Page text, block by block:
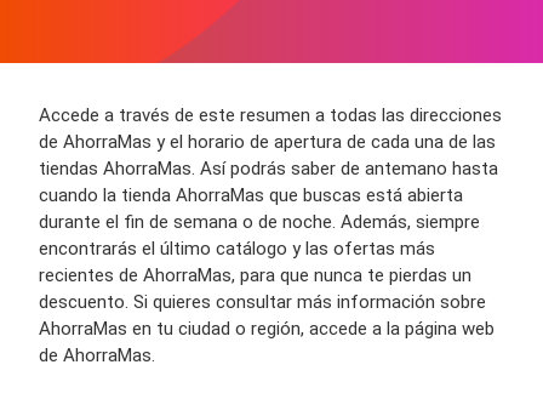
Accede a través de este resumen a todas las direcciones
de AhorraMas y el horario de apertura de cada una de las
tiendas AhorraMas. Así podrás saber de antemano hasta
cuando la tienda AhorraMas que buscas está abierta
durante el fin de semana o de noche. Además, siempre
encontrarás el último catálogo y las ofertas más
recientes de AhorraMas, para que nunca te pierdas un
descuento. Si quieres consultar más información sobre
AhorraMas en tu ciudad o región, accede a la página web
de AhorraMas.